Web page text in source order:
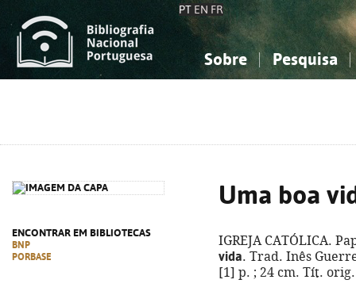
PT EN FR
Sobre Pesquisa
ENCONTRAR EM BIBLIOTECAS
BNP
PORBASE
Uma boa
IGREJA CATÓLICA.
vida. Trad. Inês
[1] p. ; 24 cm. Tít.